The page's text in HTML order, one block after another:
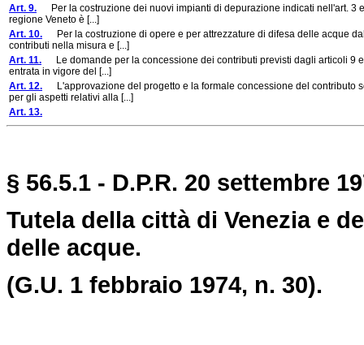
Art. 9. Per la costruzione dei nuovi impianti di depurazione indicati nell'art. 3
regione Veneto è [...]
Art. 10. Per la costruzione di opere e per attrezzature di difesa delle acque
contributi nella misura e [...]
Art. 11. Le domande per la concessione dei contributi previsti dagli articoli 9
entrata in vigore del [...]
Art. 12. L'approvazione del progetto e la formale concessione del contributo
per gli aspetti relativi alla [...]
Art. 13.
§ 56.5.1 - D.P.R. 20 settembre
Tutela della città di Venezia e
delle acque.
(G.U. 1 febbraio 1974, n. 30).